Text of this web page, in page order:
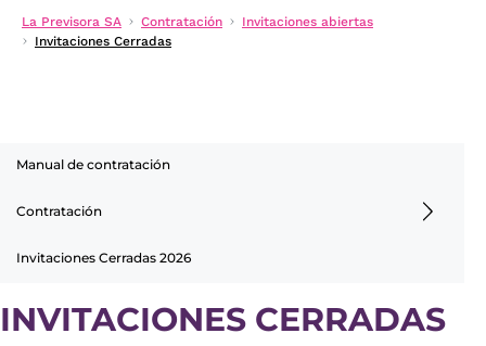
La Previsora SA Contratación
Invitaciones abiertas
Invitaciones Cerradas
Manual de contratación
Contratación
Invitaciones Cerradas 2026
INVITACIONES CERRADAS